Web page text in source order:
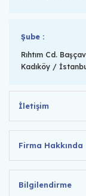
Şube :
Rıhtım Cd.
Kadıköy /
İletişim
Firma Hakkında
Bilgilendirme